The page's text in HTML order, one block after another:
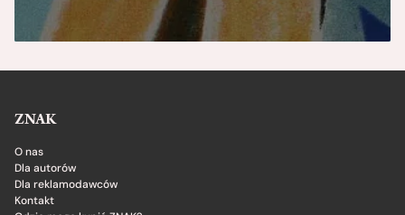
ZNAK
O nas
Dla autorów
Dla reklamodawców
Kontakt